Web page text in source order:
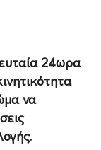
24ωρα
να